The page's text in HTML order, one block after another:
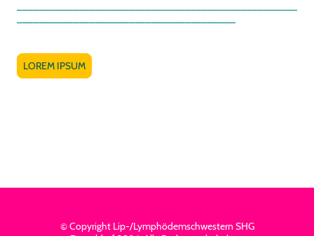
LOREM IPSUM
© Copyright Lip-/Lymphödemschwestern SHG